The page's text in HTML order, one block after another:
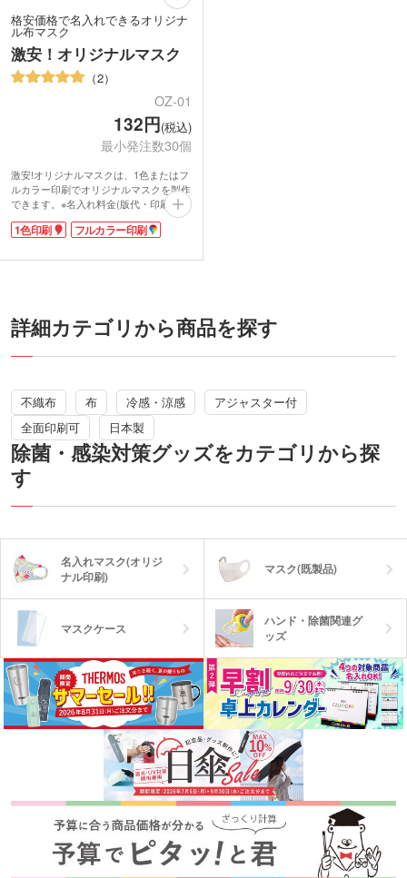
格安価格で名入れできるオリジナ
ル布マスク
激安！オリジナルマスク
2
OZ-01
132円(税込)
最小発注数30個
激安!オリジナルマスクは、1色またはフ
ルカラー印刷でオリジナルマスクを製作
できます。※名入れ料金(版代・印刷代)
は別途かかります。
いまや日常生活にかかせないアイテムと
配布や会社説明会での企業ノベルティに
1色印刷 フルカラー印刷
詳細カテゴリから商品を探す
不織布 布 冷感・涼感
アジャスター付
全面印刷可
日本製
除菌・感染対策グッズをカテゴリから探
す
名入れマスク(オリジ
ナル印刷)
マスク(既製品)
マスクケース
ハンド・除菌関連グ
ッズ